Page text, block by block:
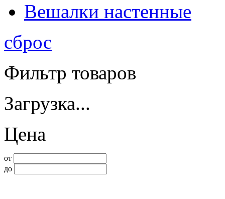
Вешалки настенные
сброс
Фильтр товаров
Загрузка...
Цена
от
до